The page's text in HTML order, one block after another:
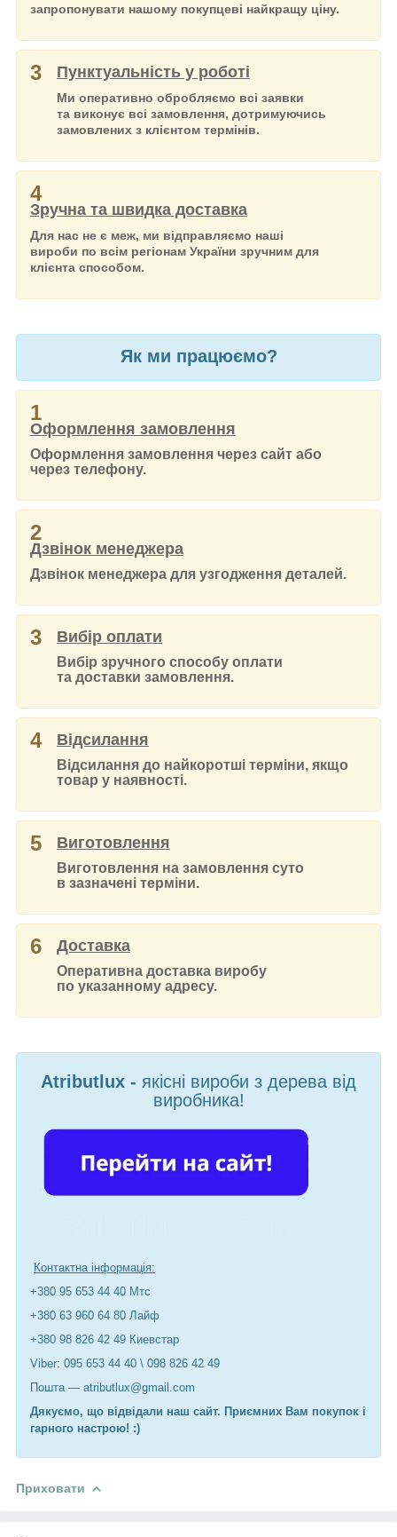
запропонувати нашому покупцеві найкращу ціну.
3 Пунктуальність у роботі
Ми оперативно обробляємо всі заявки
та виконує всі замовлення, дотримуючись
замовлених з клієнтом термінів.
4
Зручна та швидка доставка
Для нас не є меж, ми відправляємо наші
вироби по всім регіонам України зручним для
клієнта способом.
Як ми працюємо?
1
Оформлення замовлення
Оформлення замовлення через сайт або
через телефону.
2
Дзвінок менеджера
Дзвінок менеджера для узгодження деталей.
3 Вибір оплати
Вибір зручного способу оплати
та доставки замовлення.
4 Відсилання
Відсилання до найкоротші терміни, якщо
товар у наявності.
5 Виготовлення
Виготовлення на замовлення суто
в зазначені терміни.
6 Доставка
Оперативна доставка виробу
по указанному адресу.
Atributlux - якісні вироби з дерева від
виробника!
Контактна інформація:
+380 95 653 44 40 Мтс
+380 63 960 64 80 Лайф
+380 98 826 42 49 Киевстар
Viber: 095 653 44 40 \ 098 826 42 49
Пошта — atributlux@gmail.com
Дякуємо, що відвідали наш сайт. Приємних Вам покупок і
гарного настрою! :)
Приховати